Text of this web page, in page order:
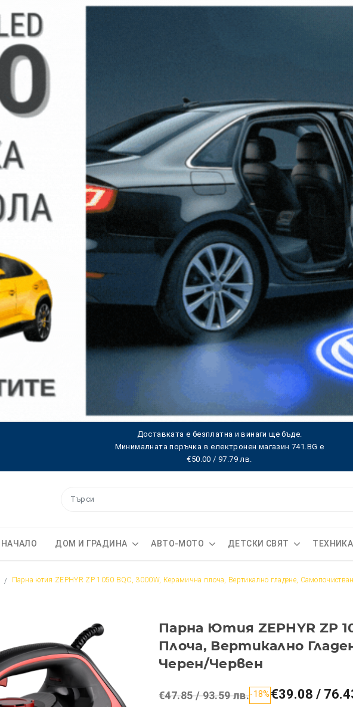
Доставката е безплатна и винаги ще бъде.
Минималната поръчка в електронен магазин 741.BG е
€50.00 / 97.79 лв.
НАЧАЛО ДОМ И ГРАДИНА АВТО-МОТО ДЕТСКИ СВЯТ ТЕХНИКА
Парна ютия ZEPHYR ZP 1050 BQC, 3000W, Керамична плоча, Вертикално гладене,
Парна Ютия ZEPHYR ZP
Плоча, Вертикално
Черен/червен
€47.85 / 93.59 лв.-18% €39.08 /